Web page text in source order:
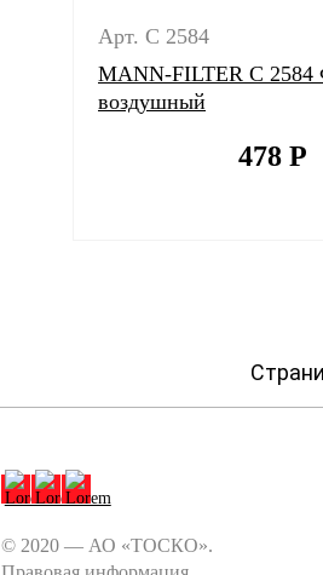
Арт. C 2584
MANN-FILTER C 2584
воздушный
478 Р
© 2020 — АО «ТОСКО».